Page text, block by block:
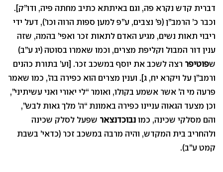
דברית קדש נקרא פה, וגם באיתתא כתיב מחתה פיה, ודו”ק].
וכבר כ’ הרמב”ן (פ’ נצבים, ע”פ למען ספות הרוה וכו’), דעל ידי
ריבוי תאות נשים, מגיע האדם לתאות זכר ואפי’ בהמה, שזה
ענין דור המבול וקליפת מצרים, וכמו שאמרו בסוטה (יג ע”ב)
שפוטיפר רצה לשכב את יוסף במשכב זכר. [וע’ בתורת כהנים
ורמב”ן על ויקרא יח, ג]. וענין מצרים הוא כפירה בה’, כמו שאמר
פרעה מי ה’ אשר אשמע בקולו, ואומר “לי יאורי ואני עשיתיני”,
וכן מצעד הגאוה עניינו כפירה באמונת “ה’ מלך גאות לבש”,
והם מסלקי שכינה, כמו נבוכדנצאר שפעל לסלק שכינה
ולהחריב בית המקדש, והיה מרבה במשכב זכר (כדאי’ בשבת
קמט ע”ב).